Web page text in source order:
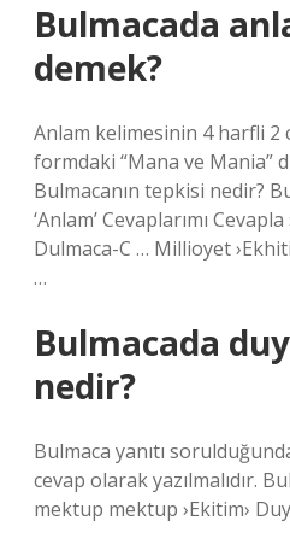
Bulmacada
demek?
Anlam kelimesinin 4 harfli 2
formdaki “Mana ve Mania”
Bulmacanın tepkisi nedir?
‘Anlam’ Cevaplarımı
Dulmaca-C … Millioyet
…
Bulmacada
nedir?
Bulmaca yanıtı
cevap olarak yazılmalıdır.
mektup mektup ›Ekitim›